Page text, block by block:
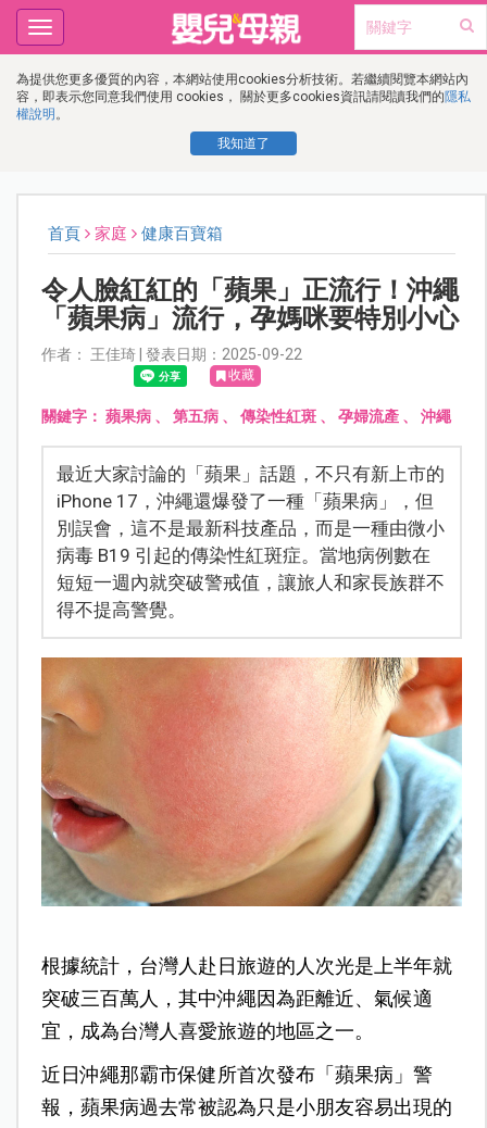
為提供您更多優質的內容，本網站使用cookies分析技術。若繼續閱覽本網站內
容，即表示您同意我們使用 cookies， 關於更多cookies資訊請閱讀我們的隱私
權說明 。
我知道了
Toggle
navigation
首頁 家庭 健康百寶箱
令人臉紅紅的「蘋果」正流行！沖繩
「蘋果病」流行，孕媽咪要特別小心
作者： 王佳琦 | 發表日期：2025-09-22
收藏
關鍵字： 蘋果病、 第五病、 傳染性紅斑、 孕婦流產、 沖繩
最近大家討論的「蘋果」話題，不只有新上市的
iPhone 17，沖繩還爆發了一種「蘋果病」，但
別誤會，這不是最新科技產品，而是一種由微小
病毒 B19 引起的傳染性紅斑症。當地病例數在
短短一週內就突破警戒值，讓旅人和家長族群不
得不提高警覺。
根據統計，台灣人赴日旅遊的人次光是上半年就
突破三百萬人，其中沖繩因為距離近、氣候適
宜，成為台灣人喜愛旅遊的地區之一。
近日沖繩那霸市保健所首次發布「蘋果病」警
報，蘋果病過去常被認為只是小朋友容易出現的